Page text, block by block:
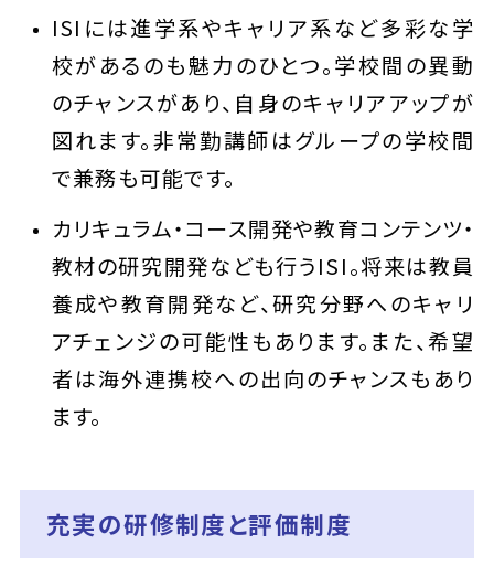
ISIには進学系やキャリア系など多彩な学
校があるのも魅力のひとつ。学校間の異動
のチャンスがあり、自身のキャリアアップが
図れます。非常勤講師はグループの学校間
で兼務も可能です。
カリキュラム・コース開発や教育コンテンツ・
教材の研究開発なども行うISI。将来は教員
養成や教育開発など、研究分野へのキャリ
アチェンジの可能性もあります。また、希望
者は海外連携校への出向のチャンスもあり
ます。
充実の研修制度と評価制度